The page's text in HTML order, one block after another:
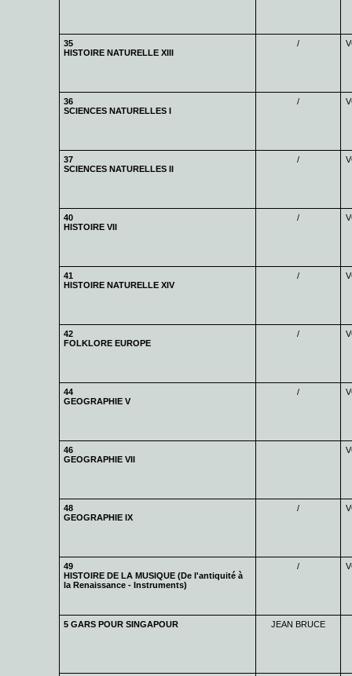
35
HISTOIRE NATURELLE XIII
/
36
SCIENCES NATURELLES I
/
37
SCIENCES NATURELLES II
/
40
HISTOIRE VII
/
41
HISTOIRE NATURELLE XIV
/
42
FOLKLORE EUROPE
/
44
GEOGRAPHIE V
/
46
GEOGRAPHIE VII
48
GEOGRAPHIE IX
/
49
HISTOIRE DE LA MUSIQUE (De l'antiquité à
la Renaissance - Instruments)
/
5 GARS POUR SINGAPOUR JEAN BRUCE